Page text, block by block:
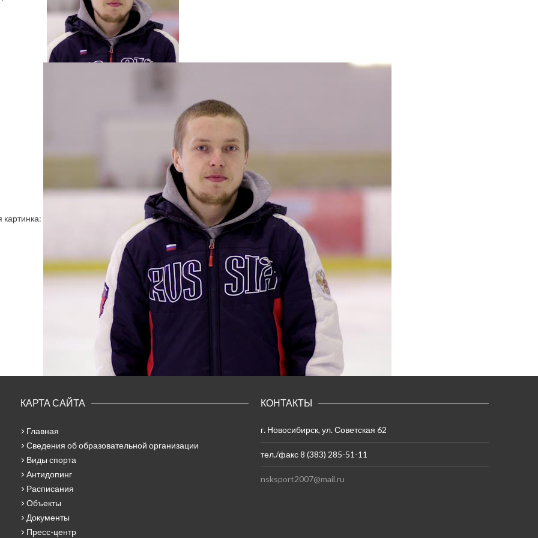
картинка:
КАРТА САЙТА
Главная
Сведения об образовательной организации
Виды спорта
Антидопинг
Расписания
Объекты
Документы
Пресс-центр
КОНТАКТЫ
г. Новосибирск, ул. Советская 62
тел./факс 8 (383) 285-51-11
nsksport2007@mail.ru